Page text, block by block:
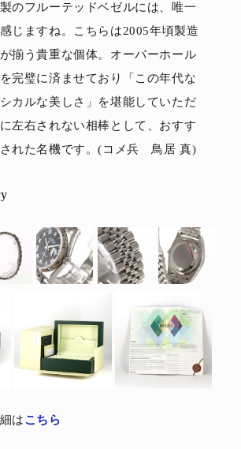
のフルーテッドベゼルには、唯一
じますね。こちらは2005年頃製造
揃う貴重な個体。オーバーホール
完璧に済ませており「この年代な
カルな美しさ」を堪能していただ
左右されない相棒として、おすす
れた名機です。(コメ兵 鳥居 真)
はこちら